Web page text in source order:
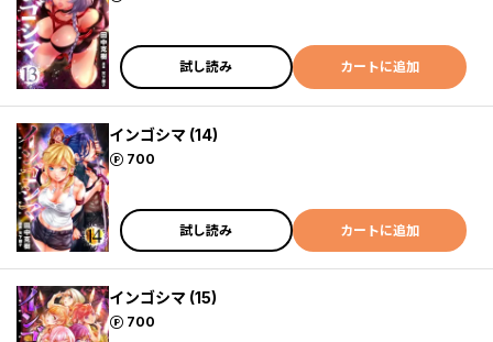
試し読み カートに追加
インゴシマ (14)
700
ポイント
試し読み カートに追加
インゴシマ (15)
700
ポイント